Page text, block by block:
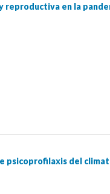
reproductiva en la
psicoprofilaxis del